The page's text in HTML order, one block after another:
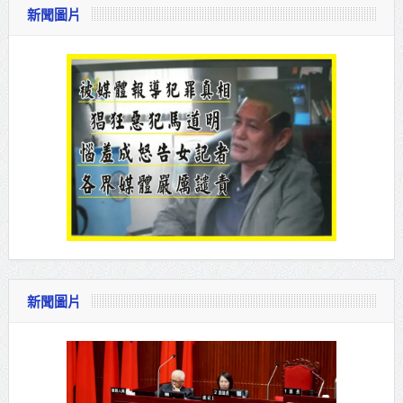
新聞圖片
新聞圖片